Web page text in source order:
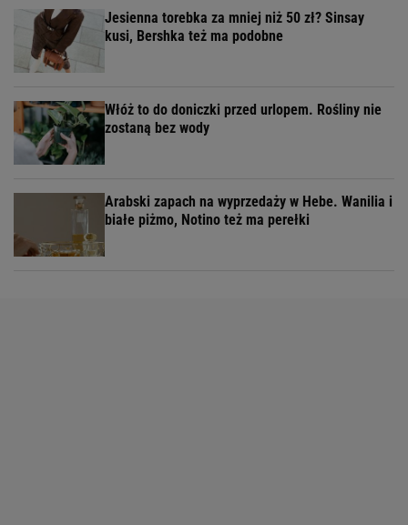
Jesienna torebka za mniej niż 50 zł? Sinsay
kusi, Bershka też ma podobne
Włóż to do doniczki przed urlopem. Rośliny nie
zostaną bez wody
Arabski zapach na wyprzedaży w Hebe. Wanilia i
białe piżmo, Notino też ma perełki